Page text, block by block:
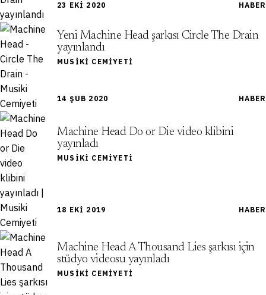
23 EKI 2020 HABER
14 ŞUB 2020
Yeni Machine Head şarkısı Circle The Drain
yayınlandı
MUSIKI CEMIYETI
HABER
18 EKI 2019
Machine Head Do or Die video klibini
yayınladı
MUSIKI CEMIYETI
HABER
Machine Head A Thousand Lies şarkısı için
stüdyo videosu yayınladı
MUSIKI CEMIYETI